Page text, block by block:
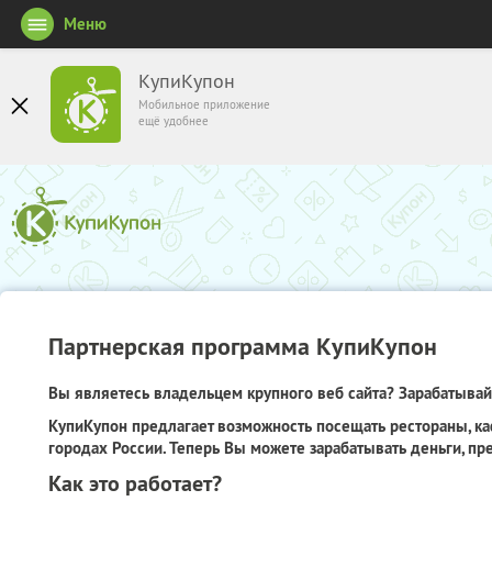
КупиКупон
Мобильное приложение
ещё удобнее
Меню
Партнерская программа КупиКупон
Вы являетесь владельцем крупного веб сайта?
КупиКупон предлагает возможность посещать рестораны,
городах России. Теперь Вы можете зарабатывать деньги,
Как это работает?